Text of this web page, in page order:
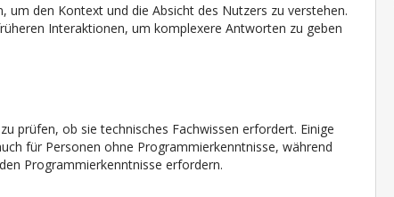
den Kontext und die Absicht des Nutzers zu verstehen.
Interaktionen, um komplexere Antworten zu geben
prüfen, ob sie technisches Fachwissen erfordert. Einige
für Personen ohne Programmierkenntnisse, während
Programmierkenntnisse erfordern.